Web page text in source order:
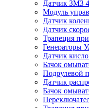
Датчик ЗМЗ
Модуль
Датчик
Датчик
Трапеция
Генераторы
Датчик
Бачок
Подрулевой
Датчик
Бачок